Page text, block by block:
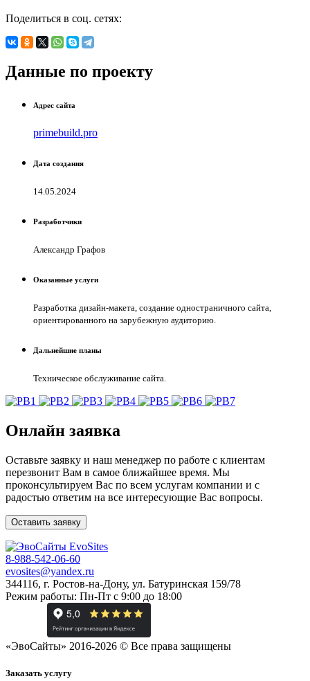
Поделиться в соц. сетях:
Данные по проекту
Адрес сайта
primebuild.pro
Дата создания
14.05.2024
Разработчики
Александр Графов
Оказанные услуги
Разработка дизайн-макета, создание одностраничного сайта,
ориентированного на зарубежную аудиторию.
Дальнейшие планы
Техническое обслуживание сайта.
Онлайн заявка
Оставьте заявку и наш менеджер по работе с клиентам
перезвонит Вам в самое ближайшее время. Мы
проконсультируем Вас по всем услугам компании и с
радостью ответим на все интересующие Вас вопросы.
Оставить заявку
EvoSites
8-988-542-06-60
evosites@yandex.ru
344116, г. Ростов-на-Дону, ул. Батуринская 159/78
Режим работы: Пн-Пт с 9:00 до 18:00
«ЭвоСайты» 2016-2026 © Все права защищены
Заказать услугу